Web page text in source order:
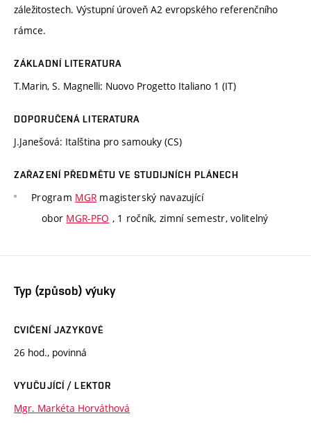
záležitostech. Výstupní úroveň A2 evropského referenčního
rámce.
ZÁKLADNÍ LITERATURA
T.Marin, S. Magnelli: Nuovo Progetto Italiano 1 (IT)
DOPORUČENÁ LITERATURA
J.Janešová: Italština pro samouky (CS)
ZAŘAZENÍ PŘEDMĚTU VE STUDIJNÍCH PLÁNECH
Program MGR magisterský navazující
obor MGR-PFO , 1 ročník, zimní semestr, volitelný
Typ (způsob) výuky
CVIČENÍ JAZYKOVÉ
26 hod., povinná
VYUČUJÍCÍ / LEKTOR
Mgr. Markéta Horváthová